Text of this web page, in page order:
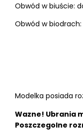
Obwód w biuście:
Obwód w
Modelka posiada
Wazne! Ubrania
Poszczegolne